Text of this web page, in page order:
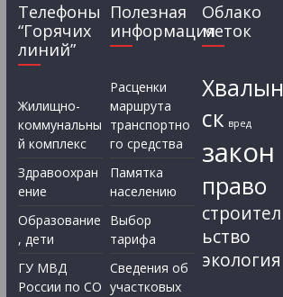
Телефоны
“Горячих
линий”
Жилищно-
коммунальны
й комплекс
Здравоохран
ение
Образование
, дети
ГУ МВД
России по СО
Полезная
информация
Расценки
маршрута
транспортно
го средства
Памятка
населению
Выбор
тарифа
Сведения об
участковых
Облако
меток
Хвалын
ск вред
закон
право
строител
ьство
экология